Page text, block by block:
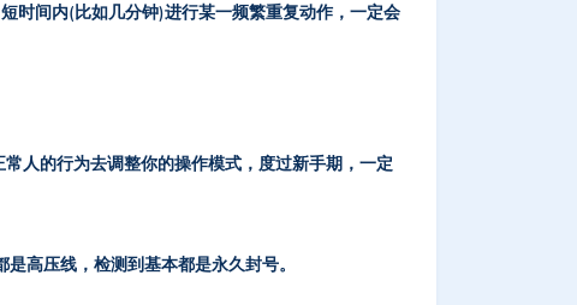
时间内(比如几分钟)进行某一频繁重复动作，一定会
人的行为去调整你的操作模式，度过新手期，一定
高压线，检测到基本都是永久封号。